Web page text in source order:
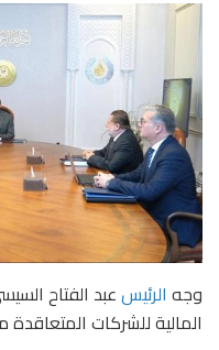
وجه الرئيسعبد الفتاح
المالية للشركات